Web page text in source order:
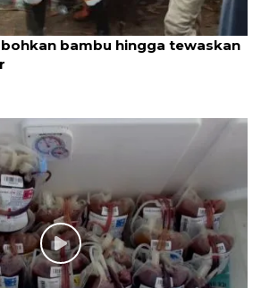
bambu hingga tewaskan